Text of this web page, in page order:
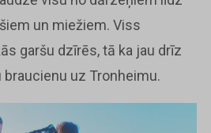
un miežiem. Viss
garšu dzīrēs, tā ka jau drīz
uz Tronheimu.